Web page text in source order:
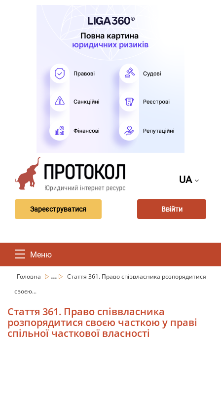
UA
Зареєструватися Ввійти
Меню
Головна ...
Стаття 361. Право співвласника розпорядитися
своєю...
Стаття 361. Право співвласника
розпорядитися своєю часткою у праві
спільної часткової власності